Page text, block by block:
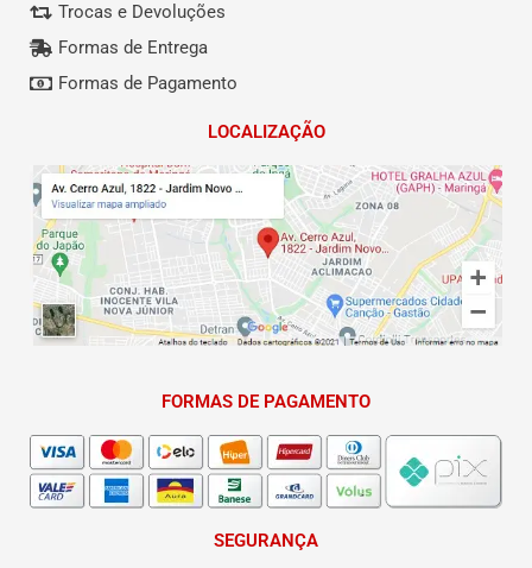
Trocas e Devoluções
Formas de Entrega
Formas de Pagamento
LOCALIZAÇÃO
FORMAS DE PAGAMENTO
SEGURANÇA